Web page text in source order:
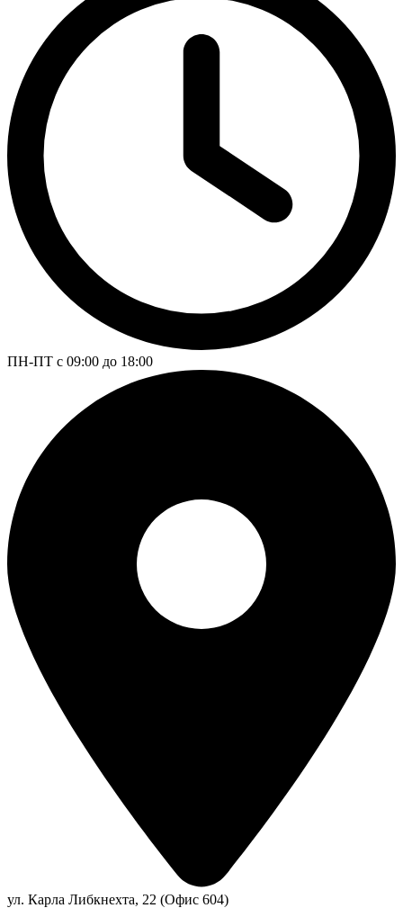
ПН-ПТ с 09:00 до 18:00
ул. Карла Либкнехта, 22 (Офис 604)